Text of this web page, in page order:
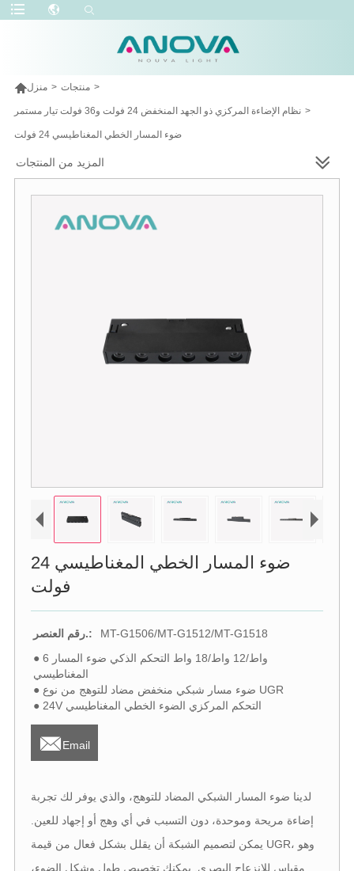
منزل > منتجات >
نظام الإضاءة المركزي ذو الجهد المنخفض 24 فولت و36 فولت تيار مستمر >
ضوء المسار الخطي المغناطيسي 24 فولت
المزيد من المنتجات
ضوء المسار الخطي المغناطيسي 24
فولت
رقم العنصر.:
MT-G1506/MT-G1512/MT-G1518
● 6 واط/12 واط/18 واط التحكم الذكي ضوء المسار
المغناطيسي
● ضوء مسار شبكي منخفض مضاد للتوهج من نوع UGR
● 24V التحكم المركزي الضوء الخطي المغناطيسي
Email
لدينا ضوء المسار الشبكي المضاد للتوهج، والذي يوفر لك تجربة
إضاءة مريحة وموحدة، دون التسبب في أي وهج أو إجهاد للعين.
يمكن لتصميم الشبكة أن يقلل بشكل فعال من قيمة UGR، وهو
مقياس للانزعاج البصري. يمكنك تخصيص طول وشكل الضوء،